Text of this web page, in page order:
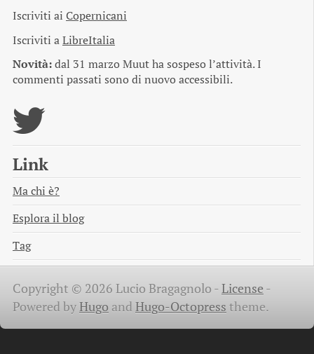
Iscriviti ai Copernicani
Iscriviti aLibreItalia
Novità:dal 31 marzo Muut ha sospeso l’attività. I
commenti passati sono di nuovo accessibili.
Link
Ma chi è?
Esplora il blog
Tag
Copyright © 2026 Lucio Bragagnolo -License -
Powered byHugo and Hugo-Octopress theme.